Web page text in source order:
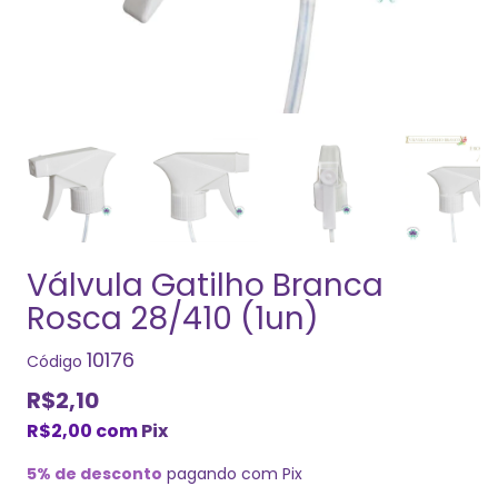
Válvula Gatilho Branca
Rosca 28/410 (1un)
Código 10176
R$2,10
R$2,00 comPix
5% de desconto pagando com Pix